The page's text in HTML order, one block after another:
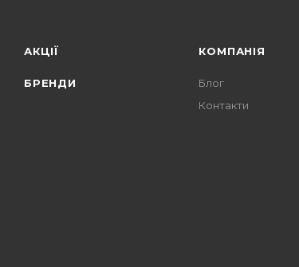
АКЦІЇ
БРЕНДИ
КОМПАНІЯ
Блог
Контакти